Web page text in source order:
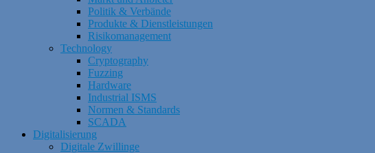
Politik & Verbände
Produkte & Dienstleistungen
Risikomanagement
Technology
Cryptography
Fuzzing
Hardware
Industrial ISMS
Normen & Standards
SCADA
Digitalisierung
Digitale Zwillinge